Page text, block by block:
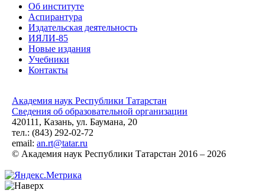
Об институте
Аспирантура
Издательская деятельность
ИЯЛИ-85
Новые издания
Учебники
Контакты
Академия наук Республики Татарстан
Сведения об образовательной организации
420111, Казань, ул. Баумана, 20
тел.: (843) 292-02-72
email: an.rt@tatar.ru
© Академия наук Республики Татарстан 2016 – 2026